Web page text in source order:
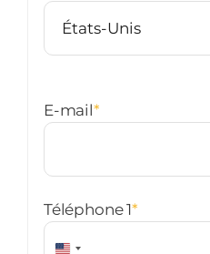
E-mail*
Téléphone 1*